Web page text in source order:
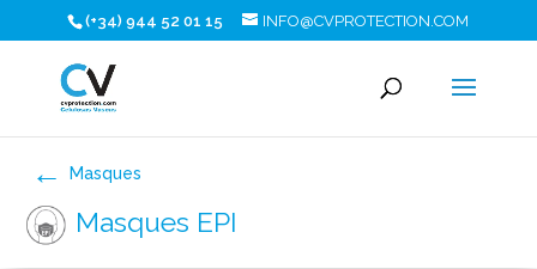
(+34) 944 52 01 15 INFO@CVPROTECTION.COM
Masques
Masques EPI